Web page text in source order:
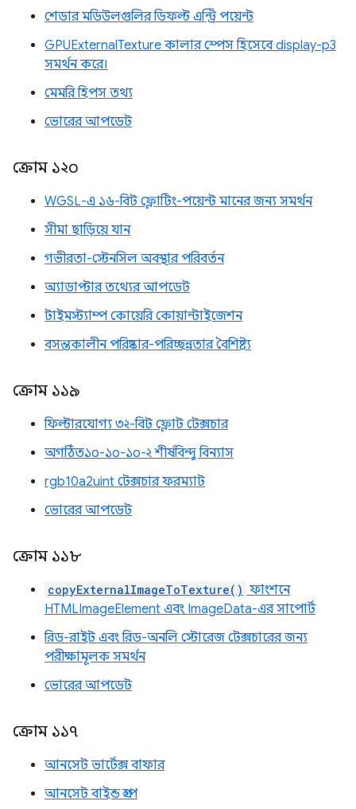
শেডার মডিউলগুলির ডিফল্ট এন্ট্রি পয়েন্ট
GPUExternalTexture কালার স্পেস হিসেবে display-p3
সমর্থন করে।
মেমরি হিপস তথ্য
ভোরের আপডেট
ক্রোম ১২০
WGSL-এ ১৬-বিট ফ্লোটিং-পয়েন্ট মানের জন্য সমর্থন
সীমা ছাড়িয়ে যান
গভীরতা-স্টেনসিল অবস্থার পরিবর্তন
অ্যাডাপ্টার তথ্যের আপডেট
টাইমস্ট্যাম্প কোয়েরি কোয়ান্টাইজেশন
বসন্তকালীন পরিষ্কার-পরিচ্ছন্নতার বৈশিষ্ট্য
ক্রোম ১১৯
ফিল্টারযোগ্য ৩২-বিট ফ্লোট টেক্সচার
অগঠিত১০-১০-১০-২ শীর্ষবিন্দু বিন্যাস
rgb10a2uint টেক্সচার ফরম্যাট
ভোরের আপডেট
ক্রোম ১১৮
copyExternalImageToTexture() ফাংশনে
HTMLImageElement এবং ImageData-এর সাপোর্ট
রিড-রাইট এবং রিড-অনলি স্টোরেজ টেক্সচারের জন্য
পরীক্ষামূলক সমর্থন
ভোরের আপডেট
ক্রোম ১১৭
আনসেট ভার্টেক্স বাফার
আনসেট বাইন্ড গ্রুপ